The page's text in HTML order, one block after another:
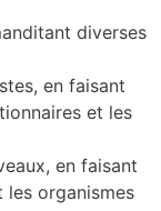
diverses
en faisant
et les
en faisant
les organismes